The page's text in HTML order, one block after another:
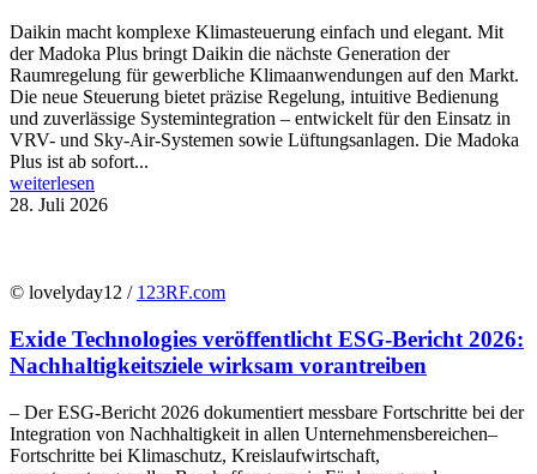
Daikin macht komplexe Klimasteuerung einfach und elegant. Mit
der Madoka Plus bringt Daikin die nächste Generation der
Raumregelung für gewerbliche Klimaanwendungen auf den Markt.
Die neue Steuerung bietet präzise Regelung, intuitive Bedienung
und zuverlässige Systemintegration – entwickelt für den Einsatz in
VRV- und Sky-Air-Systemen sowie Lüftungsanlagen. Die Madoka
Plus ist ab sofort...
weiterlesen
28. Juli 2026
© lovelyday12 / 123RF.com
Exide Technologies veröffentlicht ESG-Bericht 2026:
Nachhaltigkeitsziele wirksam vorantreiben
– Der ESG-Bericht 2026 dokumentiert messbare Fortschritte bei der
Integration von Nachhaltigkeit in allen Unternehmensbereichen–
Fortschritte bei Klimaschutz, Kreislaufwirtschaft,